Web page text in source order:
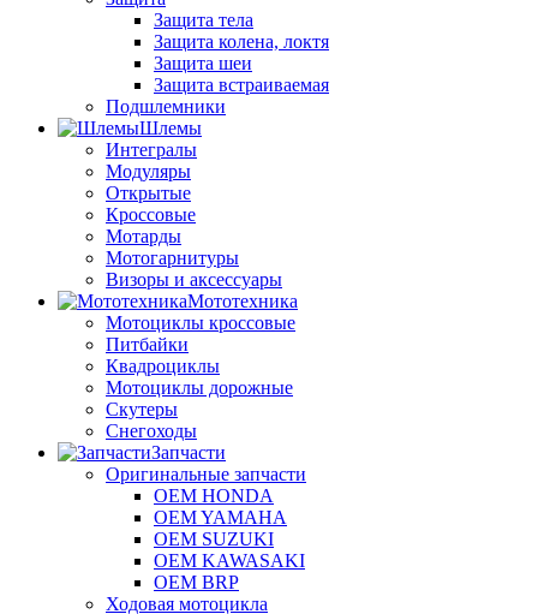
Защита тела
Защита колена, локтя
Защита шеи
Защита встраиваемая
Подшлемники
Шлемы
Интегралы
Модуляры
Открытые
Кроссовые
Мотарды
Мотогарнитуры
Визоры и аксессуары
Мототехника
Мотоциклы кроссовые
Питбайки
Квадроциклы
Мотоциклы дорожные
Скутеры
Снегоходы
Запчасти
Оригинальные запчасти
OEM HONDA
OEM YAMAHA
OEM SUZUKI
OEM KAWASAKI
OEM BRP
Ходовая мотоцикла